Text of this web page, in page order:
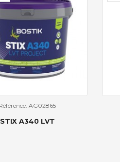
AG02865
STIX A340 LVT